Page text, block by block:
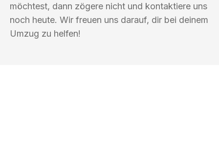
möchtest, dann zögere nicht und kontaktiere uns
noch heute. Wir freuen uns darauf, dir bei deinem
Umzug zu helfen!